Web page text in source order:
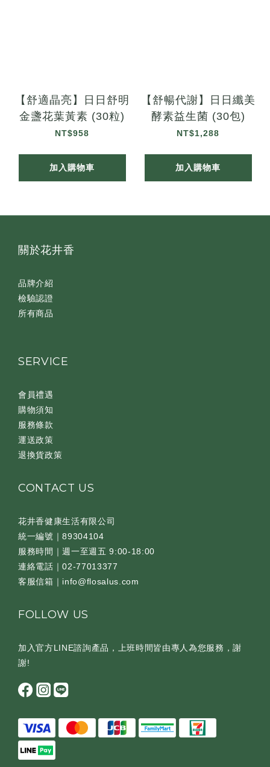
【舒適晶亮】日日舒明
金盞花葉黃素 (30粒)
NT$958
加入購物車
【舒暢代謝】日日纖美
酵素益生菌 (30包)
NT$1,288
加入購物車
關於花井香
品牌介紹
檢驗認證
所有商品
SERVICE
會員禮遇
購物須知
服務條款
運送政策
退換貨政策
CONTACT US
花井香健康生活有限公司
統一編號｜89304104
服務時間｜週一至週五 9:00-18:00
連絡電話｜02-77013377
客服信箱｜info@flosalus.com
FOLLOW US
加入官方LINE諮詢產品，上班時間皆由專人為您服務，謝
謝!